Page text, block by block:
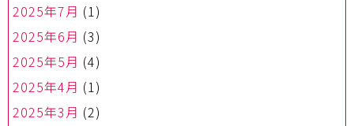
2025年7月 (1)
2025年6月 (3)
2025年5月 (4)
2025年4月 (1)
2025年3月 (2)